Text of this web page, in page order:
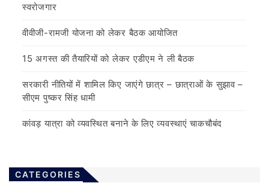
स्वरोजगार
वीवीजी-रामजी योजना को लेकर बैठक आयोजित
15 अगस्त की तैयारियों को लेकर एडीएम ने ली बैठक
सरकारी नीतियों में शामिल किए जाएंगे छात्र – छात्राओं के सुझाव –
सीएम पुष्कर सिंह धामी
कांवड़ यात्रा को व्यवस्थित बनाने के लिए व्यवस्थाएं चाकचौबंद
CATEGORIES